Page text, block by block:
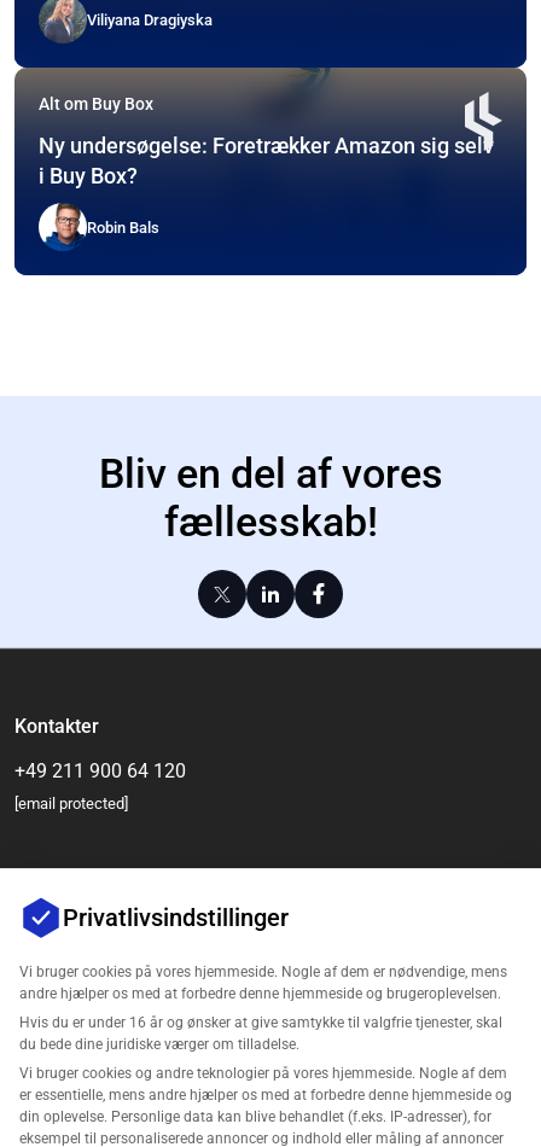
Viliyana Dragiyska
Alt om Buy Box
Ny undersøgelse: Foretrækker Amazon sig selv
i Buy Box?
Robin Bals
Bliv en del af vores
fællesskab!
Kontakter
+49 211 900 64 120
[email protected]
Virksomhed
Support
Privatlivsindstillinger
Vi bruger cookies på vores hjemmeside. Nogle af dem er nødvendige, mens
andre hjælper os med at forbedre denne hjemmeside og brugeroplevelsen.
Hvis du er under 16 år og ønsker at give samtykke til valgfrie tjenester, skal
du bede dine juridiske værger om tilladelse.
Vi bruger cookies og andre teknologier på vores hjemmeside. Nogle af dem
er essentielle, mens andre hjælper os med at forbedre denne hjemmeside og
din oplevelse. Personlige data kan blive behandlet (f.eks. IP-adresser), for
eksempel til personaliserede annoncer og indhold eller måling af annoncer